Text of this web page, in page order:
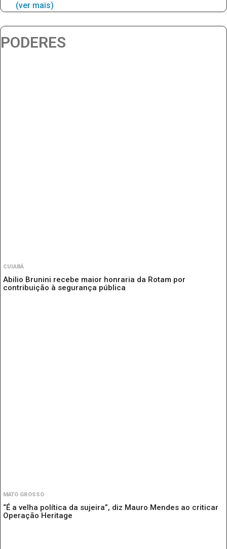
(ver mais)
PODERES
CUIABÁ
Abilio Brunini recebe maior honraria da Rotam por
contribuição à segurança pública
MATO GROSSO
“É a velha política da sujeira”, diz Mauro Mendes ao criticar
Operação Heritage